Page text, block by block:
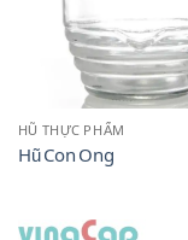
HŨ THỰC PHẨM
Hũ Con Ong